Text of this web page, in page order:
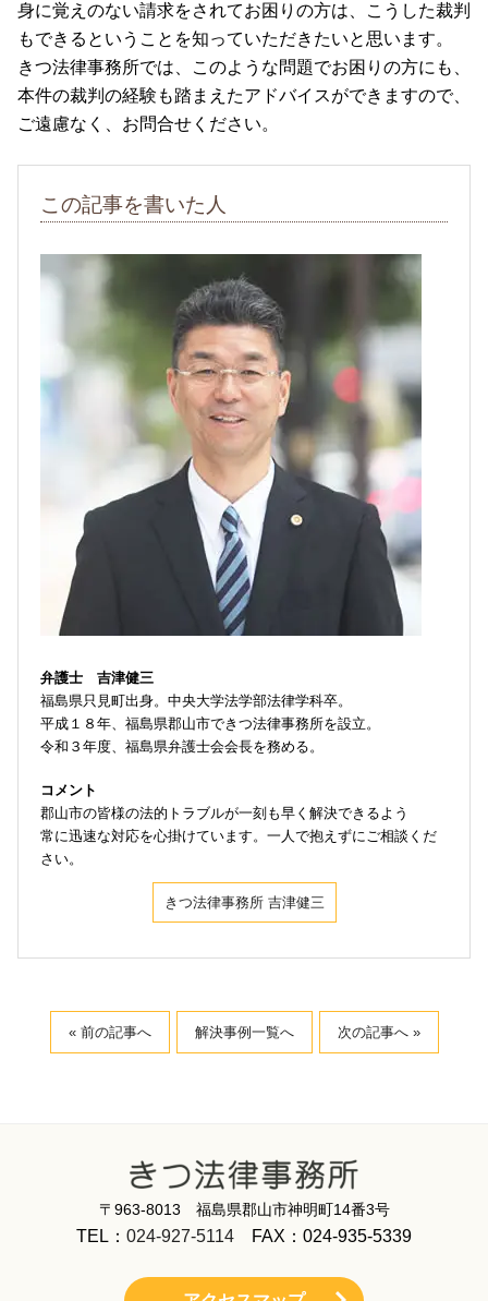
身に覚えのない請求をされてお困りの方は、こうした裁判
もできるということを知っていただきたいと思います。
きつ法律事務所では、このような問題でお困りの方にも、
本件の裁判の経験も踏まえたアドバイスができますので、
ご遠慮なく、お問合せください。
この記事を書いた人
弁護士 吉津健三
福島県只見町出身。中央大学法学部法律学科卒。
平成１８年、福島県郡山市できつ法律事務所を設立。
令和３年度、福島県弁護士会会長を務める。
コメント
郡山市の皆様の法的トラブルが一刻も早く解決できるよう
常に迅速な対応を心掛けています。一人で抱えずにご相談くだ
さい。
きつ法律事務所 吉津健三
« 前の記事へ 解決事例一覧へ 次の記事へ »
〒963-8013 福島県郡山市神明町14番3号
TEL： 024-927-5114 FAX：024-935-5339